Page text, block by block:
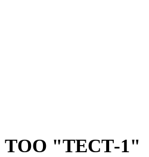
ТОО "ТЕСТ-1"